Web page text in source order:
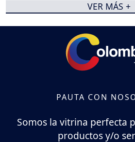
VER MÁS +
PAUTA CON
Somos la vitrina perfecta
productos y/o